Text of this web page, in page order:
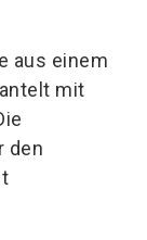
aus einem
mit
den